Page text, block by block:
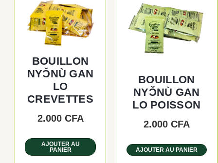
BOUILLON
NYƆ̌NÙ GAN
LO
CREVETTES
2.000 CFA
AJOUTER AU
PANIER
BOUILLON
NYƆ̌NÙ GAN
LO POISSON
2.000 CFA
AJOUTER AU PANIER